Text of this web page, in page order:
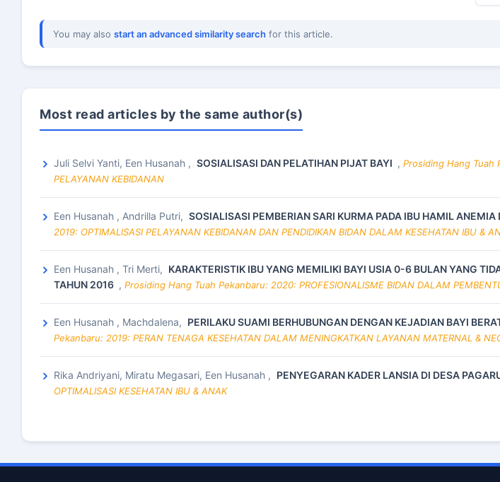
You may also start an advanced similarity search for this article.
Most read articles by the same author(s)
Juli Selvi Yanti, Een Husanah , SOSIALISASI DAN PELATIHAN PIJAT BAYI , Prosiding Hang Tuah
PELAYANAN KEBIDANAN
Een Husanah , Andrilla Putri, SOSIALISASI PEMBERIAN SARI KURMA PADA IBU HAMIL
2019: OPTIMALISASI PELAYANAN KEBIDANAN DAN PENDIDIKAN BIDAN DALAM KESEHATAN IBU &
Een Husanah , Tri Merti, KARAKTERISTIK IBU YANG MEMILIKI BAYI USIA 0-6 BULAN YANG
TAHUN 2016 , Prosiding Hang Tuah Pekanbaru: 2020: PROFESIONALISME BIDAN DALAM
Een Husanah , Machdalena, PERILAKU SUAMI BERHUBUNGAN DENGAN KEJADIAN BAYI
Pekanbaru: 2019: PERAN TENAGA KESEHATAN DALAM MENINGKATKAN LAYANAN MATERNAL &
Rika Andriyani, Miratu Megasari, Een Husanah , PENYEGARAN KADER LANSIA DI DESA
OPTIMALISASI KESEHATAN IBU & ANAK